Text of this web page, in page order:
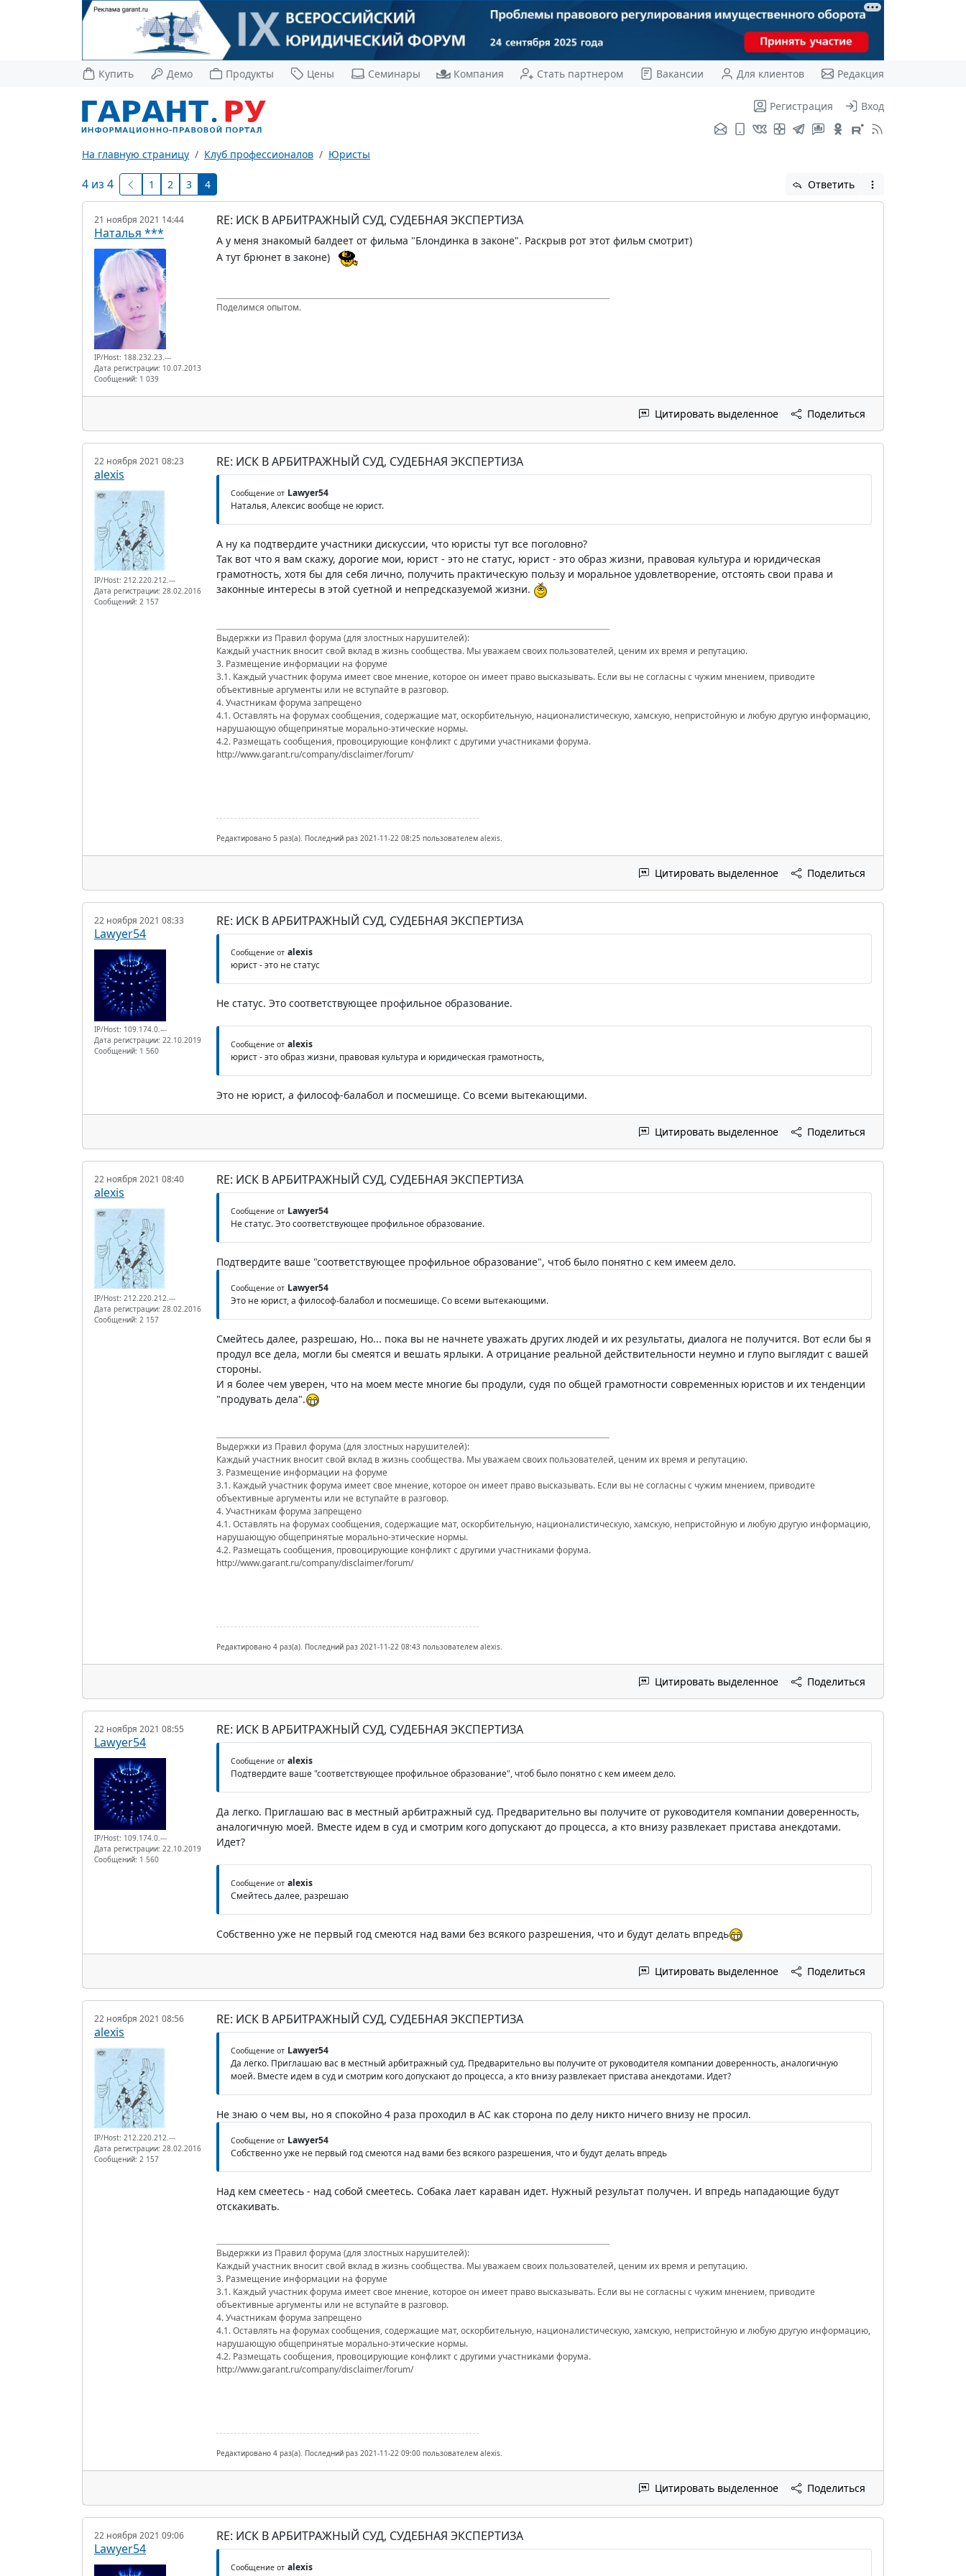
Купить Демо Продукты Цены Семинары Компания Стать партнером Вакансии Для клиентов Редакция
Регистрация Вход
На главную страницу Клуб профессионалов Юристы
4 из 4 1 2 3 4 Ответить
21 ноября 2021 14:44
Наталья ***
IP/Host: 188.232.23.---
Дата регистрации: 10.07.2013
Сообщений: 1 039
RE: ИСК В АРБИТРАЖНЫЙ СУД, СУДЕБНАЯ ЭКСПЕРТИЗА
А у меня знакомый балдеет от фильма "Блондинка в законе". Раскрыв рот этот фильм смотрит)
А тут брюнет в законе)
Поделимся опытом.
Цитировать выделенное Поделиться
22 ноября 2021 08:23
alexis
IP/Host: 212.220.212.---
Дата регистрации: 28.02.2016
Сообщений: 2 157
RE: ИСК В АРБИТРАЖНЫЙ СУД, СУДЕБНАЯ ЭКСПЕРТИЗА
Сообщение от Lawyer54
Наталья, Алексис вообще не юрист.
А ну ка подтвердите участники дискуссии, что юристы тут все поголовно?
Так вот что я вам скажу, дорогие мои, юрист - это не статус, юрист - это образ жизни, правовая культура и юридическая
грамотность, хотя бы для себя лично, получить практическую пользу и моральное удовлетворение, отстоять свои права и
законные интересы в этой суетной и непредсказуемой жизни.
Выдержки из Правил форума (для злостных нарушителей):
Каждый участник вносит свой вклад в жизнь сообщества. Мы уважаем своих пользователей, ценим их время и репутацию.
3. Размещение информации на форуме
3.1. Каждый участник форума имеет свое мнение, которое он имеет право высказывать. Если вы не согласны с чужим мнением, приводите
объективные аргументы или не вступайте в разговор.
4. Участникам форума запрещено
4.1. Оставлять на форумах сообщения, содержащие мат, оскорбительную, националистическую, хамскую, непристойную и любую другую информацию,
нарушающую общепринятые морально-этические нормы.
4.2. Размещать сообщения, провоцирующие конфликт с другими участниками форума.
http://www.garant.ru/company/disclaimer/forum/
Редактировано 5 раз(а). Последний раз 2021-11-22 08:25 пользователем alexis.
Цитировать выделенное Поделиться
22 ноября 2021 08:33
Lawyer54
IP/Host: 109.174.0.---
Дата регистрации: 22.10.2019
Сообщений: 1 560
RE: ИСК В АРБИТРАЖНЫЙ СУД, СУДЕБНАЯ ЭКСПЕРТИЗА
Сообщение от alexis
юрист - это не статус
Не статус. Это соответствующее профильное образование.
Сообщение от alexis
юрист - это образ жизни, правовая культура и юридическая грамотность,
Это не юрист, а философ-балабол и посмешище. Со всеми вытекающими.
Цитировать выделенное Поделиться
22 ноября 2021 08:40
alexis
IP/Host: 212.220.212.---
Дата регистрации: 28.02.2016
Сообщений: 2 157
RE: ИСК В АРБИТРАЖНЫЙ СУД, СУДЕБНАЯ ЭКСПЕРТИЗА
Сообщение от Lawyer54
Не статус. Это соответствующее профильное образование.
Подтвердите ваше "соответствующее профильное образование", чтоб было понятно с кем имеем дело.
Сообщение от Lawyer54
Это не юрист, а философ-балабол и посмешище. Со всеми вытекающими.
Смейтесь далее, разрешаю, Но... пока вы не начнете уважать других людей и их результаты, диалога не получится. Вот если бы я
продул все дела, могли бы смеятся и вешать ярлыки. А отрицание реальной действительности неумно и глупо выглядит с вашей
стороны.
И я более чем уверен, что на моем месте многие бы продули, судя по общей грамотности современных юристов и их тенденции
"продувать дела".
Выдержки из Правил форума (для злостных нарушителей):
Каждый участник вносит свой вклад в жизнь сообщества. Мы уважаем своих пользователей, ценим их время и репутацию.
3. Размещение информации на форуме
3.1. Каждый участник форума имеет свое мнение, которое он имеет право высказывать. Если вы не согласны с чужим мнением, приводите
объективные аргументы или не вступайте в разговор.
4. Участникам форума запрещено
4.1. Оставлять на форумах сообщения, содержащие мат, оскорбительную, националистическую, хамскую, непристойную и любую другую информацию,
нарушающую общепринятые морально-этические нормы.
4.2. Размещать сообщения, провоцирующие конфликт с другими участниками форума.
http://www.garant.ru/company/disclaimer/forum/
Редактировано 4 раз(а). Последний раз 2021-11-22 08:43 пользователем alexis.
Цитировать выделенное Поделиться
22 ноября 2021 08:55
Lawyer54
IP/Host: 109.174.0.---
Дата регистрации: 22.10.2019
Сообщений: 1 560
RE: ИСК В АРБИТРАЖНЫЙ СУД, СУДЕБНАЯ ЭКСПЕРТИЗА
Сообщение от alexis
Подтвердите ваше "соответствующее профильное образование", чтоб было понятно с кем имеем дело.
Да легко. Приглашаю вас в местный арбитражный суд. Предварительно вы получите от руководителя компании доверенность,
аналогичную моей. Вместе идем в суд и смотрим кого допускают до процесса, а кто внизу развлекает пристава анекдотами.
Идет?
Сообщение от alexis
Смейтесь далее, разрешаю
Собственно уже не первый год смеются над вами без всякого разрешения, что и будут делать впредь
Цитировать выделенное Поделиться
22 ноября 2021 08:56
alexis
IP/Host: 212.220.212.---
Дата регистрации: 28.02.2016
Сообщений: 2 157
RE: ИСК В АРБИТРАЖНЫЙ СУД, СУДЕБНАЯ ЭКСПЕРТИЗА
Сообщение от Lawyer54
Да легко. Приглашаю вас в местный арбитражный суд. Предварительно вы получите от руководителя компании доверенность, аналогичную
моей. Вместе идем в суд и смотрим кого допускают до процесса, а кто внизу развлекает пристава анекдотами. Идет?
Не знаю о чем вы, но я спокойно 4 раза проходил в АС как сторона по делу никто ничего внизу не просил.
Сообщение от Lawyer54
Собственно уже не первый год смеются над вами без всякого разрешения, что и будут делать впредь
Над кем смеетесь - над собой смеетесь. Собака лает караван идет. Нужный результат получен. И впредь нападающие будут
отскакивать.
Выдержки из Правил форума (для злостных нарушителей):
Каждый участник вносит свой вклад в жизнь сообщества. Мы уважаем своих пользователей, ценим их время и репутацию.
3. Размещение информации на форуме
3.1. Каждый участник форума имеет свое мнение, которое он имеет право высказывать. Если вы не согласны с чужим мнением, приводите
объективные аргументы или не вступайте в разговор.
4. Участникам форума запрещено
4.1. Оставлять на форумах сообщения, содержащие мат, оскорбительную, националистическую, хамскую, непристойную и любую другую информацию,
нарушающую общепринятые морально-этические нормы.
4.2. Размещать сообщения, провоцирующие конфликт с другими участниками форума.
http://www.garant.ru/company/disclaimer/forum/
Редактировано 4 раз(а). Последний раз 2021-11-22 09:00 пользователем alexis.
Цитировать выделенное Поделиться
22 ноября 2021 09:06
Lawyer54
RE: ИСК В АРБИТРАЖНЫЙ СУД, СУДЕБНАЯ ЭКСПЕРТИЗА
Сообщение от alexis